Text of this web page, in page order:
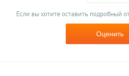
Если вы хотите оставить подробный
Оценить